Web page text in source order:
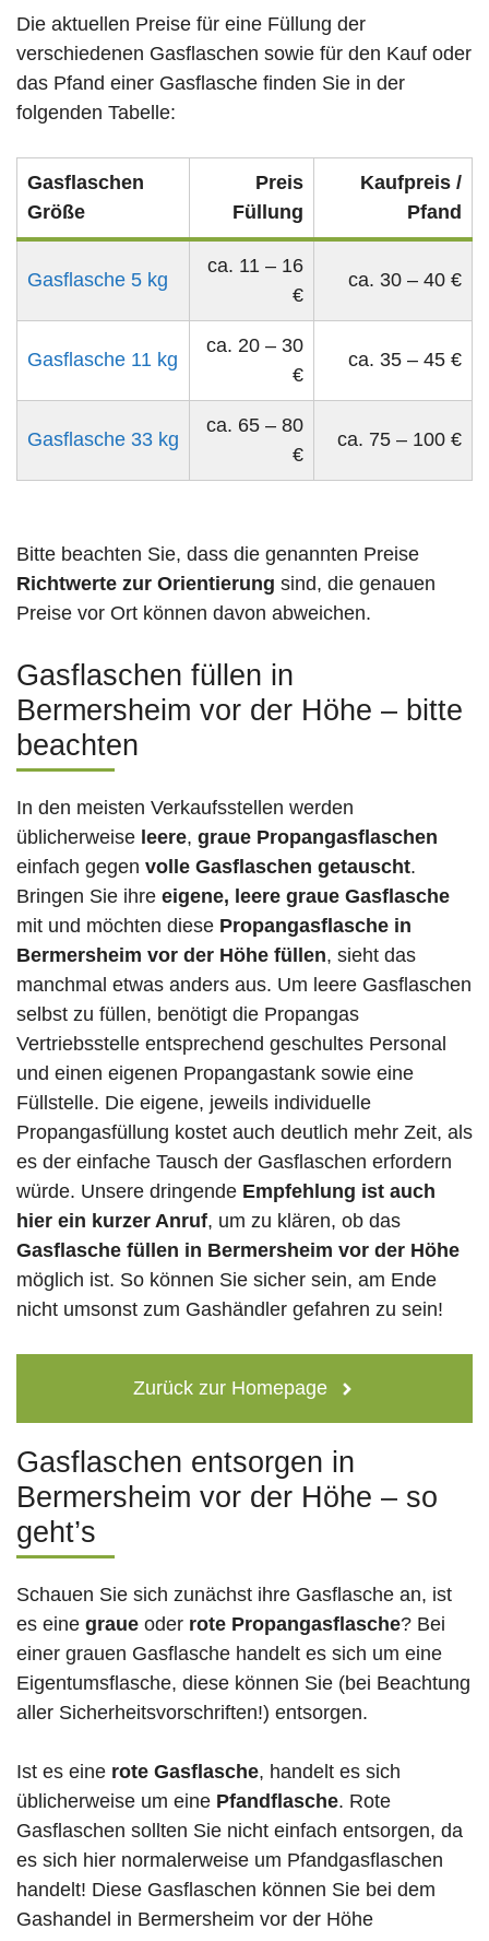
Die aktuellen Preise für eine Füllung der
verschiedenen Gasflaschen sowie für den Kauf oder
das Pfand einer Gasflasche finden Sie in der
folgenden Tabelle:
Gasflaschen
Größe
Preis
Füllung
Kaufpreis /
Pfand
Gasflasche 5 kg
ca. 11 – 16
€
ca. 30 – 40 €
Gasflasche 11 kg
ca. 20 – 30
€
ca. 35 – 45 €
Gasflasche 33 kg
ca. 65 – 80
€
ca. 75 – 100 €
Bitte beachten Sie, dass die genannten Preise
Richtwerte zur Orientierung sind, die genauen
Preise vor Ort können davon abweichen.
Gasflaschen füllen in
Bermersheim vor der Höhe – bitte
beachten
In den meisten Verkaufsstellen werden
üblicherweise leere, graue Propangasflaschen
einfach gegen volle Gasflaschen getauscht.
Bringen Sie ihre eigene, leere graue Gasflasche
mit und möchten diese Propangasflasche in
Bermersheim vor der Höhe füllen, sieht das
manchmal etwas anders aus. Um leere Gasflaschen
selbst zu füllen, benötigt die Propangas
Vertriebsstelle entsprechend geschultes Personal
und einen eigenen Propangastank sowie eine
Füllstelle. Die eigene, jeweils individuelle
Propangasfüllung kostet auch deutlich mehr Zeit, als
es der einfache Tausch der Gasflaschen erfordern
würde. Unsere dringende Empfehlung ist auch
hier ein kurzer Anruf, um zu klären, ob das
Gasflasche füllen in Bermersheim vor der Höhe
möglich ist. So können Sie sicher sein, am Ende
nicht umsonst zum Gashändler gefahren zu sein!
Zurück zur Homepage
Gasflaschen entsorgen in
Bermersheim vor der Höhe – so
geht’s
Schauen Sie sich zunächst ihre Gasflasche an, ist
es eine graue oder rote Propangasflasche? Bei
einer grauen Gasflasche handelt es sich um eine
Eigentumsflasche, diese können Sie (bei Beachtung
aller Sicherheitsvorschriften!) entsorgen.
Ist es eine rote Gasflasche, handelt es sich
üblicherweise um eine Pfandflasche. Rote
Gasflaschen sollten Sie nicht einfach entsorgen, da
es sich hier normalerweise um Pfandgasflaschen
handelt! Diese Gasflaschen können Sie bei dem
Gashandel in Bermersheim vor der Höhe